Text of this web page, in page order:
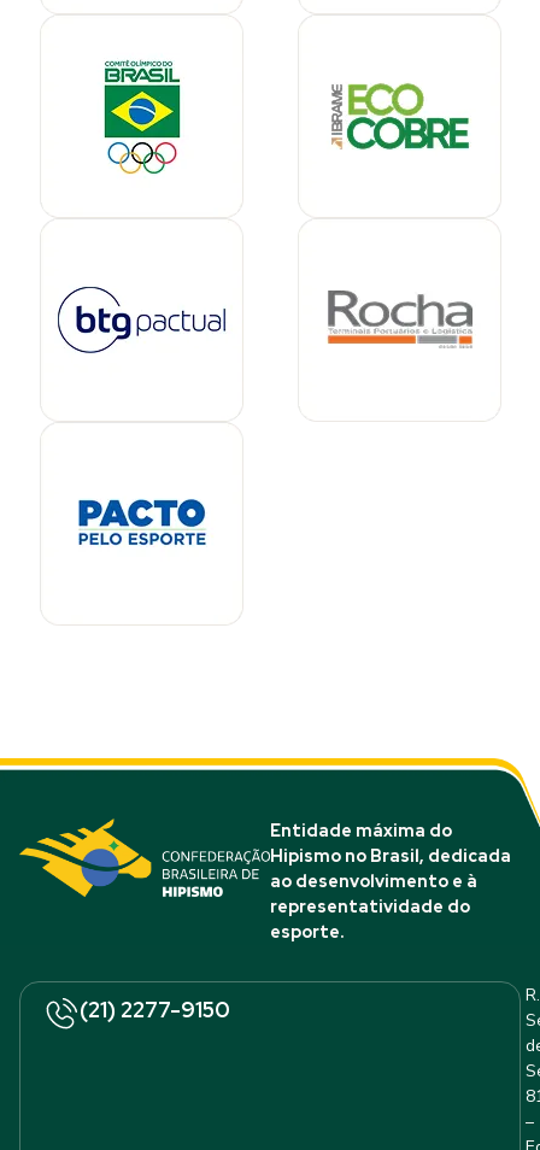
Entidade máxima do
Hipismo no Brasil, dedicada
ao desenvolvimento e à
representatividade do
esporte.
(21) 2277-9150
R.
–